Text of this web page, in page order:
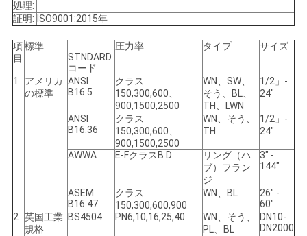
ュ
ー
ス
す
場
処理:
証明: ISO9001:2015年
項
目
標準
STNDARD
コード
圧力率 タイプ サイズ
1
アメリカ
の標準
ANSI
B16.5
クラス
150,300,600、
900,1500,2500
WN、SW、
そう、BL、
TH、LWN
1/2」-
24"
ANSI
B16.36
クラス
150,300,600、
900,1500,2500
WN、そう、
TH
1/2」-
24"
AWWA E-FクラスB D
リング（ハ
ブ）フラン
ジ
3" -
144"
ASEM
B16.47
クラス
150,300,600,900
WN、BL
26" -
60"
2 英国工業
規格
BS4504 PN6,10,16,25,40
WN、そう、
PL、BL
DN10-
DN2000